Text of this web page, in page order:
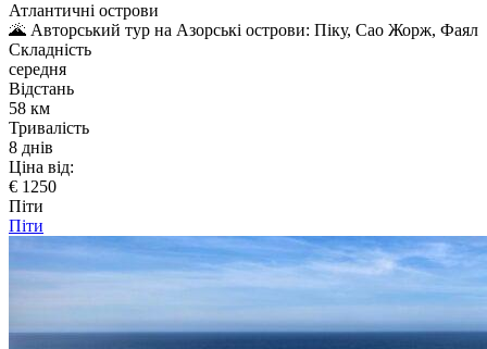
Атлантичні острови
🌋 Авторський тур на Азорські острови: Піку, Сао Жорж, Фаял
Складність
середня
Відстань
58 км
Тривалість
8 днів
Ціна від:
€ 1250
Піти
Піти